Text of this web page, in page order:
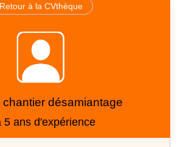
Retour à la CVthèque
chantier désamiantage
5 ans d'expérience